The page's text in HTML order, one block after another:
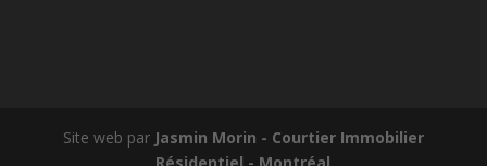
Site web par Jasmin Morin - Courtier Immobilier